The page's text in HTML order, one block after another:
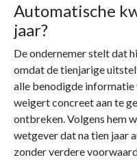
Automatische
jaar?
De ondernemer stelt dat
omdat de tienjarige
alle benodigde
weigert concreet aan te
ontbreken. Volgens hem
wetgever dat na tien jaar
zonder verdere